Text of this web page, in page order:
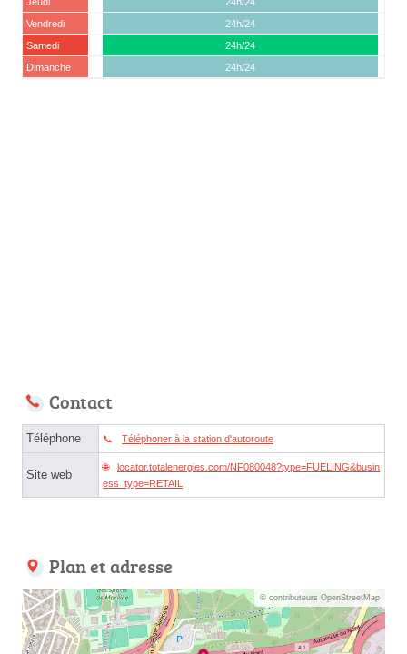
Vendredi
24h/24
Samedi
24h/24
Dimanche
24h/24
Contact
Téléphone Téléphoner à la station d'autoroute
Site web
locator.totalenergies.com/NF080048?type=FUELING&busin
ess_type=RETAIL
Plan et adresse
© contributeurs OpenStreetMap